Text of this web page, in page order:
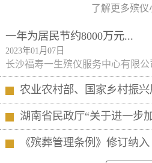
了解更多殡仪
一年为居民节约8000万元...
2023年01月07日
长沙福寿一生殡仪服务中心有限
农业农村部、国家乡村振兴
湖南省民政厅“关于进一步
《殡葬管理条例》修订纳入